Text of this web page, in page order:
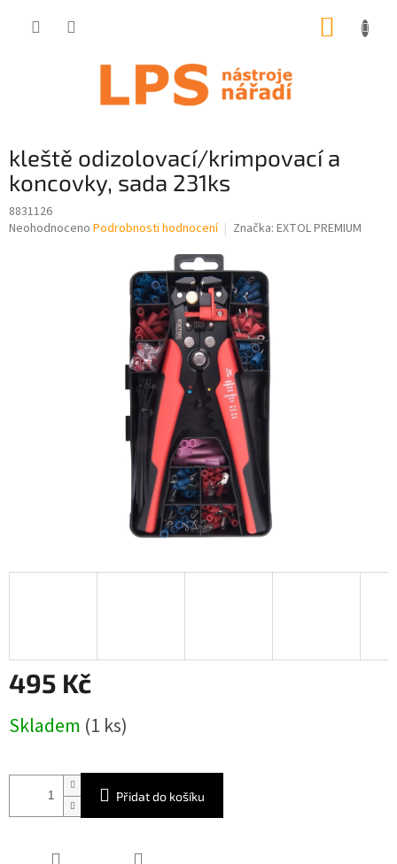
kleště odizolovací/krimpovací a
koncovky, sada 231ks
8831126
Průměrné
Neohodnoceno Podrobnosti hodnocení Značka: EXTOL PREMIUM
495 Kč
cena:
Skladem (1 ks)
Přidat do košíku